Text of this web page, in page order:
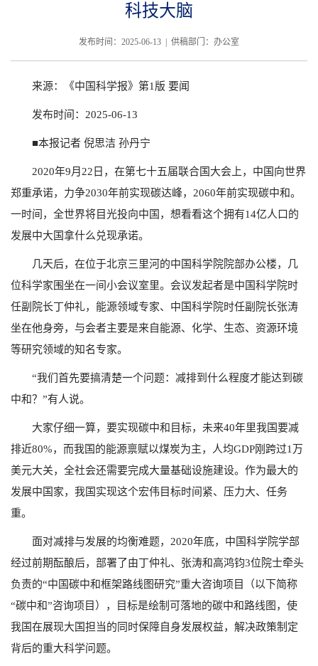
科技大脑
发布时间：2025-06-13 | 供稿部门：办公室
来源：《中国科学报》第1版 要闻
发布时间：2025-06-13
■本报记者 倪思洁 孙丹宁
2020年9月22日，在第七十五届联合国大会上，中国向世界
郑重承诺，力争2030年前实现碳达峰，2060年前实现碳中和。
一时间，全世界将目光投向中国，想看看这个拥有14亿人口的
发展中大国拿什么兑现承诺。
几天后，在位于北京三里河的中国科学院院部办公楼，几
位科学家围坐在一间小会议室里。会议发起者是中国科学院时
任副院长丁仲礼，能源领域专家、中国科学院时任副院长张涛
坐在他身旁，与会者主要是来自能源、化学、生态、资源环境
等研究领域的知名专家。
“我们首先要搞清楚一个问题：减排到什么程度才能达到碳
中和？”有人说。
大家仔细一算，要实现碳中和目标，未来40年里我国要减
排近80%，而我国的能源禀赋以煤炭为主，人均GDP刚跨过1万
美元大关，全社会还需要完成大量基础设施建设。作为最大的
发展中国家，我国实现这个宏伟目标时间紧、压力大、任务
重。
面对减排与发展的均衡难题，2020年底，中国科学院学部
经过前期酝酿后，部署了由丁仲礼、张涛和高鸿钧3位院士牵头
负责的“中国碳中和框架路线图研究”重大咨询项目（以下简称
“碳中和”咨询项目），目标是绘制可落地的碳中和路线图，使
我国在展现大国担当的同时保障自身发展权益，解决政策制定
背后的重大科学问题。